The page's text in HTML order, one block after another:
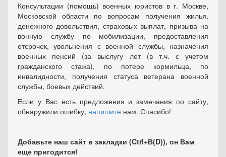
Консультации (помощь) военных юристов в г. Москве,
Московской области по вопросам получения жилья,
денежного довольствия, страховых выплат, призыва на
вонную службу по мобилизации, предоставления
отсрочек, увольнения с военной службы, назначения
военных пенсий (за выслугу лет (в т.ч. с учетом
гражданского стажа), по потере кормильца, по
инвалидности, получения статуса ветерана военной
службы, боевых действий.
Если у Вас есть предложения и замечания по сайту,
обнаружили ошибку, напишите нам. Спасибо!
Добавьте наш сайт в закладки (Ctrl+В(D)), он Вам
еще пригодится!